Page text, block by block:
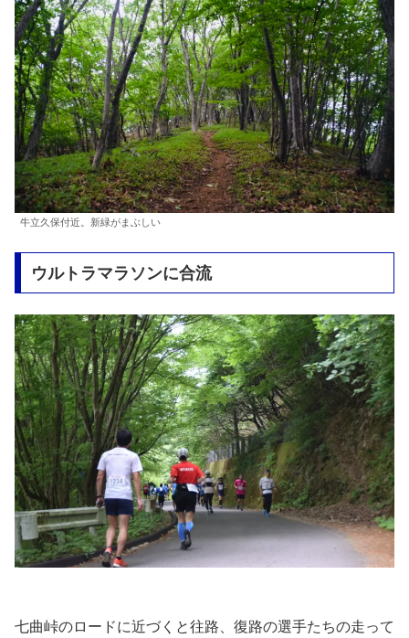
牛立久保付近。新緑がまぶしい
ウルトラマラソンに合流
七曲峠のロードに近づくと往路、復路の選手たちの走って